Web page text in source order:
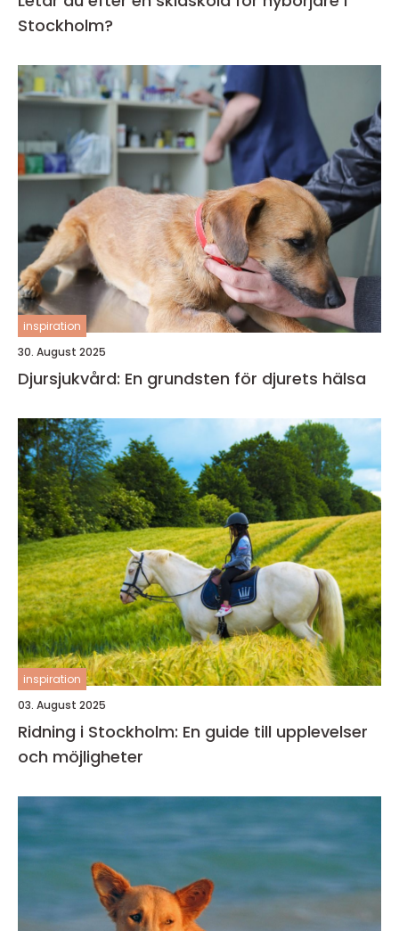
Stockholm?
inspiration
30. August 2025
Djursjukvård: En grundsten för djurets hälsa
inspiration
03. August 2025
Ridning i Stockholm: En guide till upplevelser
och möjligheter